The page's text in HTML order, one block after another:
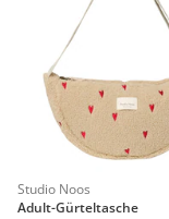
Studio Noos
Adult-Gürteltasche